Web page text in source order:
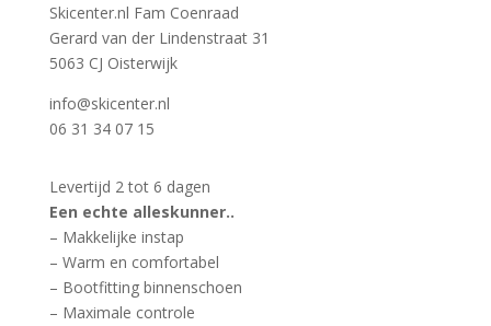
Skicenter.nl Fam Coenraad
Gerard van der Lindenstraat 31
5063 CJ Oisterwijk
info@skicenter.nl
06 31 34 07 15
Levertijd 2 tot 6 dagen
Een echte alleskunner..
– Makkelijke instap
– Warm en comfortabel
– Bootfitting binnenschoen
– Maximale controle